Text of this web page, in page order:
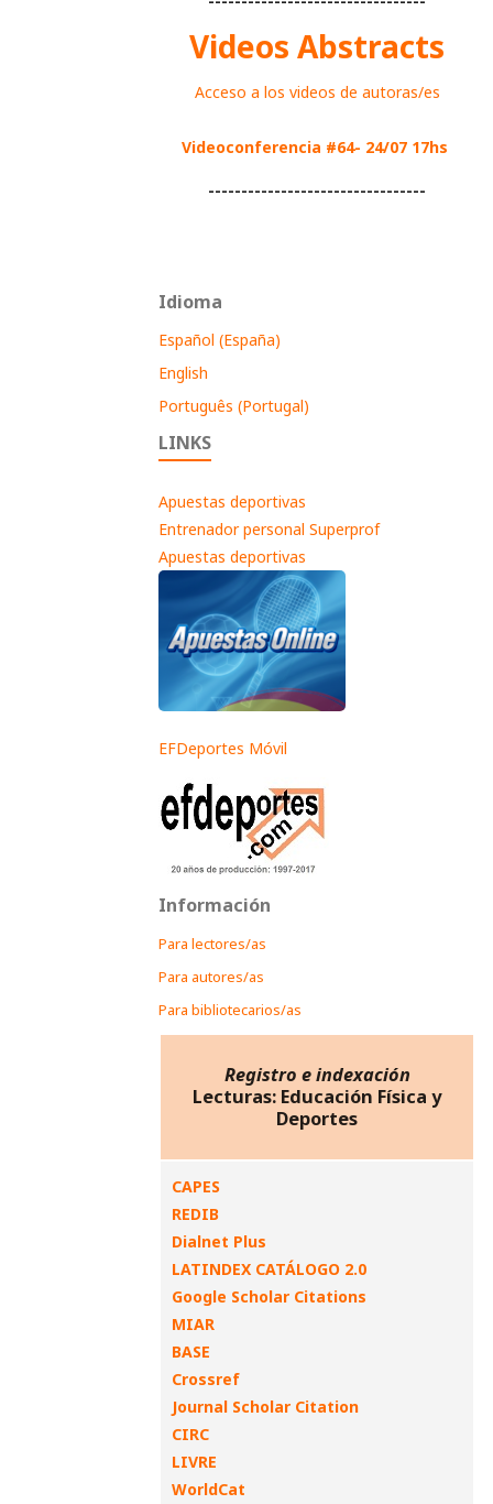
Videos Abstracts
Acceso a los videos de autoras/es
Videoconferencia #64- 24/07 17hs
---------------------------------
Idioma
Español (España)
English
Português (Portugal)
LINKS
Apuestas deportivas
Entrenador personal Superprof
Apuestas deportivas
EFDeportes Móvil
Información
Para lectores/as
Para autores/as
Para bibliotecarios/as
Registro e indexación
Lecturas: Educación Física y
Deportes
CAPES
REDIB
Dialnet Plus
LATINDEX CATÁLOGO 2.0
Google Scholar Citations
MIAR
BASE
Crossref
Journal Scholar Citation
CIRC
LIVRE
WorldCat